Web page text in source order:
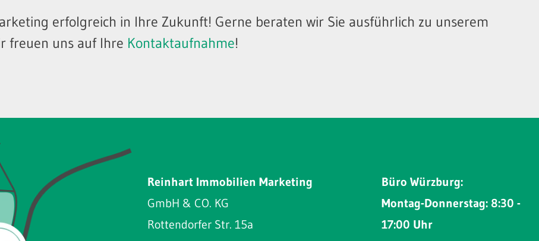
erfolgreich in Ihre Zukunft! Gerne beraten wir Sie ausführlich zu unserem
freuen uns auf Ihre Kontaktaufnahme!
Reinhart Immobilien Marketing
GmbH & CO. KG
Rottendorfer Str. 15a
Büro Würzburg:
Montag-Donnerstag: 8:30 -
17:00 Uhr